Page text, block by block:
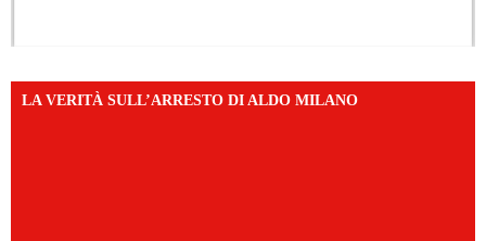
LA VERITÀ SULL’ARRESTO DI ALDO MILANO